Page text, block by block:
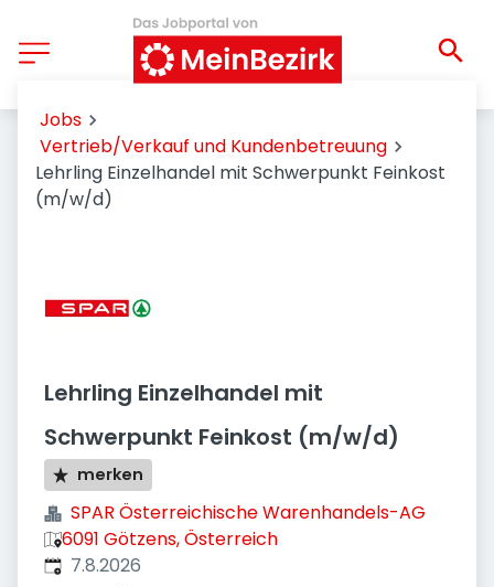
Jobs
Vertrieb/Verkauf und Kundenbetreuung
Lehrling Einzelhandel mit Schwerpunkt Feinkost
(m/w/d)
Lehrling Einzelhandel mit
Schwerpunkt Feinkost (m/w/d)
merken
SPAR Österreichische Warenhandels-AG
6091 Götzens, Österreich
Veröffentlicht
7.8.2026